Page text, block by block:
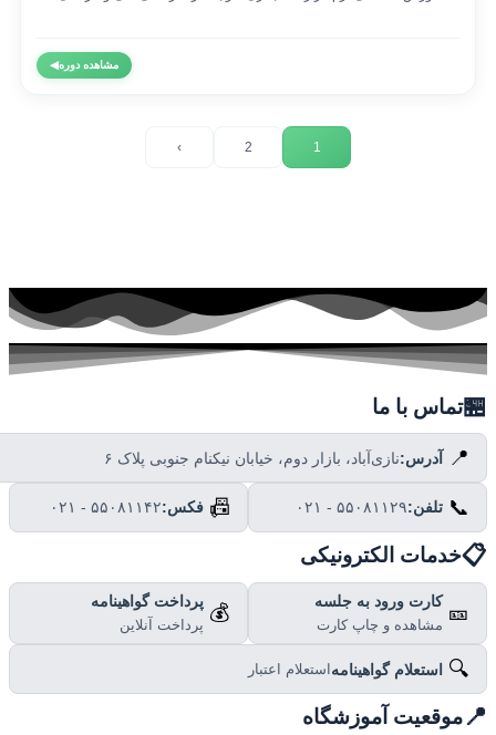
مشاهده دوره◀
تماس با ما
📍 آدرس:نازی‌آباد، بازار دوم، خیابان نیکنام جنوبی پلاک ۶
📞 تلفن:۰۲۱ - ۵۵۰۸۱۱۲۹ 📠 فکس:۰۲۱ - ۵۵۰۸۱۱۴۲
خدمات الکترونیکی
🎫 کارت ورود به جلسه
مشاهده و چاپ کارت
💰 پرداخت گواهینامه
پرداخت آنلاین
🔍 استعلام گواهینامهاستعلام اعتبار
موقعیت آموزشگاه